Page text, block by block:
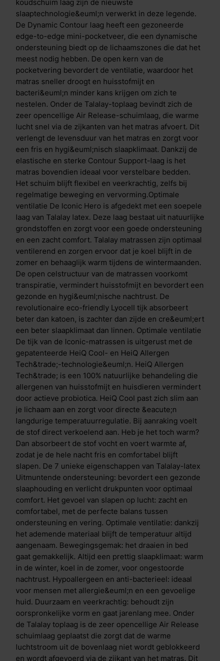
en een zacht comfort. Talalay matrassen zijn optimaal
ventilerend en zorgen ervoor dat je koel blijft in de
zomer en behaaglijk warm tijdens de wintermaanden.
De open celstructuur van de matrassen voorkomt
transpiratie, vermindert huisstofmijt en bevordert een
gezonde en hygi&euml;nische nachtrust. De
revolutionaire eco-friendly Lyocell tijk absorbeert
beter dan katoen, is zachter dan zijde en cre&euml;ert
een beter slaapklimaat dan linnen. Optimale ventilatie
De tijk van de Iconic-matrassen is uitgerust met de
gepatenteerde HeiQ Cool- en HeiQ Allergen
Tech&trade;-technologie&euml;n. HeiQ Allergen
Tech&trade; is een 100% natuurlijke behandeling die
allergenen van huisstofmijt en huisdieren vermindert
door actieve probiotica. HeiQ Cool past zich slim aan
je lichaam aan en zorgt voor directe &eacute;n
langdurige temperatuurregulatie. Bij aanraking voelt
de stof direct verkoelend aan. Heb je het toch warm?
Dan absorbeert de stof vocht en voert warmte af,
zodat je de hele nacht fris en comfortabel blijft
slapen. De 7 unieke eigenschappen van Talalay-latex
Uitmuntende ondersteuning: bevordert een gezonde
slaaphouding en verlicht drukpunten voor optimaal
comfort. Het gevoel van slapen op lucht: zacht en
comfortabel, met de perfecte balans tussen
ondersteuning en vering. Optimale ventilatie: dankzij
het ademende materiaal blijft de temperatuur altijd
aangenaam. Bewegingsgemak: het draaien in bed
gaat gemakkelijk. Altijd een prettig slaapklimaat: warm
in de winter, koel in de zomer, voor ongestoorde
nachtrust. Hypoallergeen en anti-bacterieel: ideaal
voor mensen met allergie&euml;n en een gevoelige
huid. Duurzaam en veerkrachtig: behoudt zijn
oorspronkelijke vorm en gaat jarenlang mee. Onder
de Talalay toplaag is de zeer opencellige Air Release
schuimlaag geplaatst die zorgt dat de warme
luchtstroom uit de bovenlaag niet wordt geblokkeerd
en wordt afgevoerd via de zijkant van het matras. Dit
bevordert de levensduur van het matras en zorgt voor
een hygi&euml;nisch slaapklimaat. Vanwege de sterk
mechanische eigenschappen van de Contour Support
is deze laag daarnaast de perfecte beschermlaag voor
gebruik in verstelbare bedden. Het verschil tussen de
Iconic Legend 7 en de Iconic Legend 8 is de zachtere
loplaag van de Iconic Legend 7.&nbsp;Kies, wanneer
je een smalle lichaamsbouw hebt, de zachte toplaag
voor de best mogelijke ondersteuning. Deze keuze is
echter ook afhankelijk van je persoonlijke voorkeur.
De M line Iconic Legend is de favoriet
van&nbsp;wielrenner Robert Gesink. &nbsp;
&ldquo;You are the hero of your own story.&rdquo;
koudschuim laag zijn de nieuwste
slaaptechnologie&euml;n verwerkt in deze legende.
De Dynamic Contour laag heeft een gezoneerde
edge-to-edge mini-pocketveer, die een dynamische
ondersteuning biedt op de lichaamszones die dat het
meest nodig hebben. De open kern van de
pocketvering bevordert de ventilatie, waardoor het
matras sneller droogt en huisstofmijt en
bacteri&euml;n minder kans krijgen om zich te
nestelen. Onder de Talalay-toplaag bevindt zich de
zeer opencellige Air Release-schuimlaag, die warme
lucht snel via de zijkanten van het matras afvoert. Dit
verlengt de levensduur van het matras en zorgt voor
een fris en hygi&euml;nisch slaapklimaat. Dankzij de
elastische en sterke Contour Support-laag is het
matras bovendien ideaal voor verstelbare bedden.
Het schuim blijft flexibel en veerkrachtig, zelfs bij
regelmatige beweging en vervorming.Optimale
ventilatie De Iconic Hero is afgedekt met een soepele
laag van Talalay latex. Deze laag bestaat uit natuurlijke
grondstoffen en zorgt voor een goede ondersteuning
en een zacht comfort. Talalay matrassen zijn optimaal
ventilerend en zorgen ervoor dat je koel blijft in de
zomer en behaaglijk warm tijdens de wintermaanden.
De open celstructuur van de matrassen voorkomt
transpiratie, vermindert huisstofmijt en bevordert een
gezonde en hygi&euml;nische nachtrust. De
revolutionaire eco-friendly Lyocell tijk absorbeert
beter dan katoen, is zachter dan zijde en cre&euml;ert
een beter slaapklimaat dan linnen. Optimale ventilatie
De tijk van de Iconic-matrassen is uitgerust met de
gepatenteerde HeiQ Cool- en HeiQ Allergen
Tech&trade;-technologie&euml;n. HeiQ Allergen
Tech&trade; is een 100% natuurlijke behandeling die
allergenen van huisstofmijt en huisdieren vermindert
door actieve probiotica. HeiQ Cool past zich slim aan
je lichaam aan en zorgt voor directe &eacute;n
langdurige temperatuurregulatie. Bij aanraking voelt
de stof direct verkoelend aan. Heb je het toch warm?
Dan absorbeert de stof vocht en voert warmte af,
zodat je de hele nacht fris en comfortabel blijft
slapen. De 7 unieke eigenschappen van Talalay-latex
Uitmuntende ondersteuning: bevordert een gezonde
slaaphouding en verlicht drukpunten voor optimaal
comfort. Het gevoel van slapen op lucht: zacht en
comfortabel, met de perfecte balans tussen
ondersteuning en vering. Optimale ventilatie: dankzij
het ademende materiaal blijft de temperatuur altijd
aangenaam. Bewegingsgemak: het draaien in bed
gaat gemakkelijk. Altijd een prettig slaapklimaat: warm
in de winter, koel in de zomer, voor ongestoorde
nachtrust. Hypoallergeen en anti-bacterieel: ideaal
voor mensen met allergie&euml;n en een gevoelige
huid. Duurzaam en veerkrachtig: behoudt zijn
oorspronkelijke vorm en gaat jarenlang mee. Onder
de Talalay toplaag is de zeer opencellige Air Release
schuimlaag geplaatst die zorgt dat de warme
luchtstroom uit de bovenlaag niet wordt geblokkeerd
en wordt afgevoerd via de zijkant van het matras. Dit